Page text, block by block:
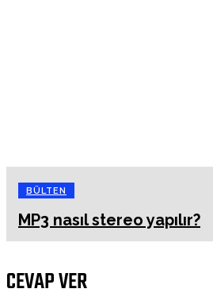
BÜLTEN
MP3 nasıl stereo yapılır?
CEVAP VER